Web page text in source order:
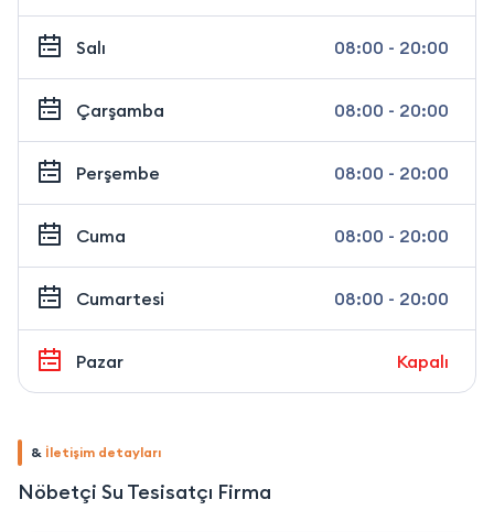
Salı 08:00 - 20:00
Çarşamba 08:00 - 20:00
Perşembe 08:00 - 20:00
Cuma 08:00 - 20:00
Cumartesi 08:00 - 20:00
Pazar Kapalı
& İletişim detayları
Nöbetçi Su Tesisatçı Firma